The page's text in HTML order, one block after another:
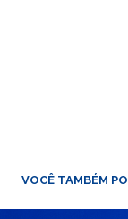
VOCÊ TAMBÉM